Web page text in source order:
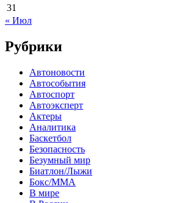
31
« Июл
Рубрики
Автоновости
Автособытия
Автоспорт
Автоэксперт
Актеры
Аналитика
Баскетбол
Безопасность
Безумный мир
Биатлон/Лыжи
Бокс/MMA
В мире